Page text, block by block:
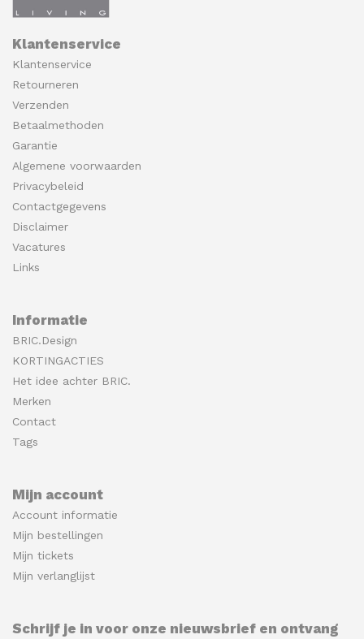
Klantenservice
Klantenservice
Retourneren
Verzenden
Betaalmethoden
Garantie
Algemene voorwaarden
Privacybeleid
Contactgegevens
Disclaimer
Vacatures
Links
Informatie
BRIC.Design
KORTINGACTIES
Het idee achter BRIC.
Merken
Contact
Tags
Mijn account
Account informatie
Mijn bestellingen
Mijn tickets
Mijn verlanglijst
Schrijf je in voor onze nieuwsbrief en ontvang